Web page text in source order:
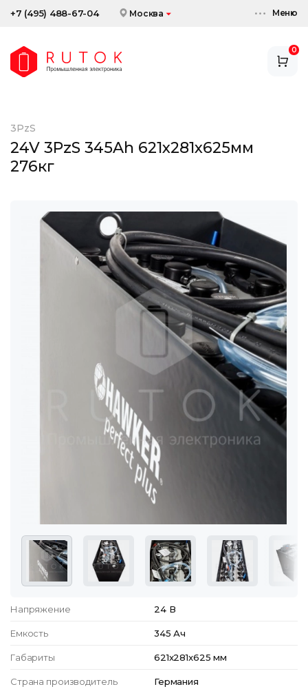
+7 (495) 488-67-04 Москва Меню
0
АККУМУЛЯТОРЫ
СКИДКИ И АКЦИИ
3PzS
24V 3PzS 345Ah 621x281x625мм
276кг
Напряжение 24 В
Емкость 345 Ач
Габариты 621x281x625 мм
Страна производитель Германия